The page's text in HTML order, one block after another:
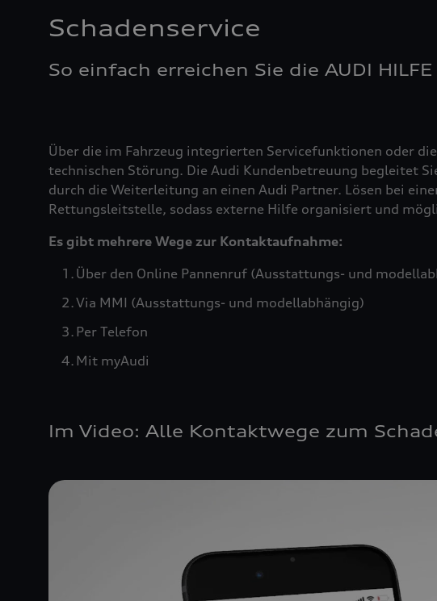
Schadenservice
So einfach erreichen Sie die AUDI HILFE
Über die im Fahrzeug integrierten Servicefunktionen oder
technischen Störung. Die Audi Kundenbetreuung begleitet
durch die Weiterleitung an einen Audi Partner. Lösen bei
Rettungsleitstelle, sodass externe Hilfe organisiert und
Es gibt mehrere Wege zur Kontaktaufnahme:
Über den Online Pannenruf (Ausstattungs- und
Via MMI (Ausstattungs- und modellabhängig)
Per Telefon
Mit myAudi
Im Video: Alle Kontaktwege zum